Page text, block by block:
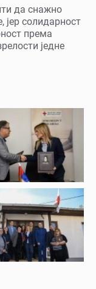
да снажно
јер солидарност
према
једне